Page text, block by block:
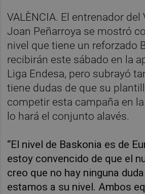
VALÈNCIA. El entrenador del
Joan Peñarroya se mostró
nivel que tiene un reforzado
recibirán este sábado en la
Liga Endesa, pero subrayó
tiene dudas de que su
competir esta campaña en
lo hará el conjunto alavés.
“El nivel de Baskonia es de
estoy convencido de que el
creo que no hay ninguna
estamos a su nivel. Ambos